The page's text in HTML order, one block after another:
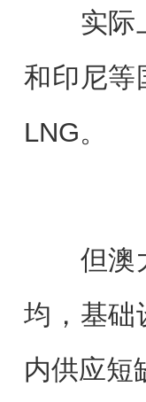
实际上
和印尼等
LNG。
但澳大
均，基础
内供应短